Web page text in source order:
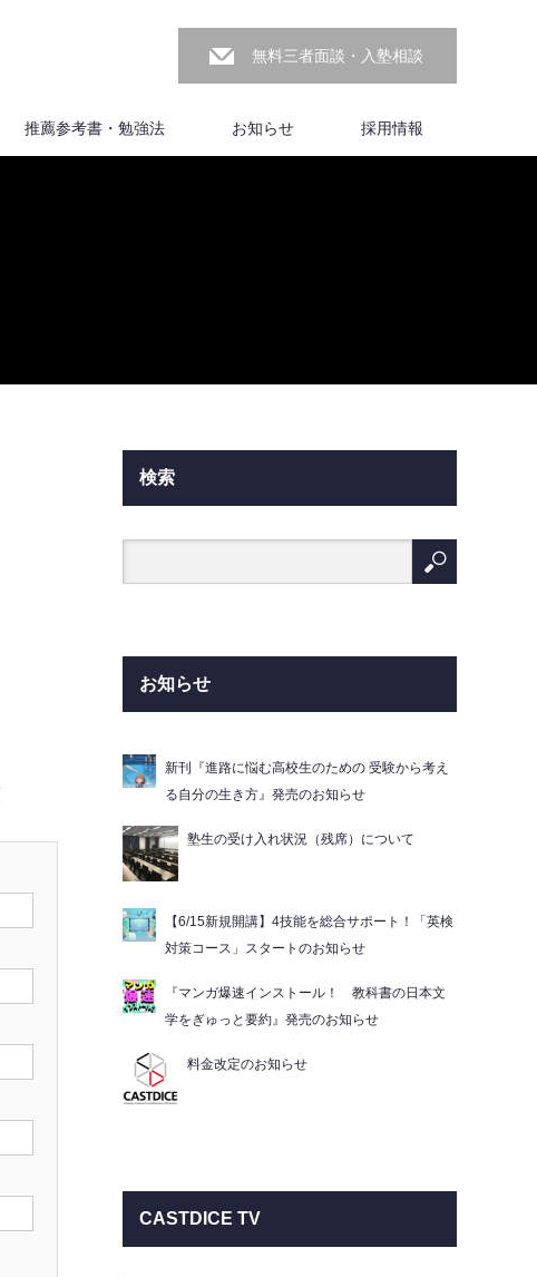
無料三者面談・入塾相談
推薦参考書・勉強法 お知らせ 採用情報
検索
お知らせ
新刊『進路に悩む高校生のための 受験から考え
る自分の生き方』発売のお知らせ
塾生の受け入れ状況（残席）について
【6/15新規開講】4技能を総合サポート！「英検
対策コース」スタートのお知らせ
『マンガ爆速インストール！ 教科書の日本文
学をぎゅっと要約』発売のお知らせ
料金改定のお知らせ
CASTDICE TV